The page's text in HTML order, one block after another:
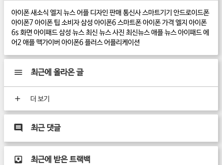
아이폰 새소식 엘지 뉴스어플 디자인 판매 통신사스마트기기 안드로이드폰
아이폰7아이폰 팁 소비자삼성 아이폰6스마트폰아이폰가격 엘지 아이폰
6s화면 아이패드삼성 뉴스최신 뉴스사진 최신뉴스애플 뉴스아이패드 에
어2애플 맥가이버 아이폰6 플러스어플리케이션
최근에 올라온 글
더 보기
최근 댓글
최근에 받은 트랙백